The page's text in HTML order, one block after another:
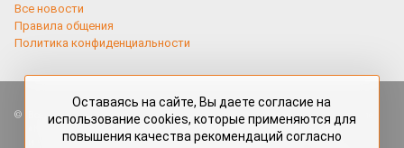
Все новости
Правила общения
Политика конфиденциальности
Все права защищены. Любые материалы, размещённые на портале
«Красраб.ру» сотрудниками редакции, нештатными авторами
и читателями, являются объектами авторского права. Полное или
Оставаясь на сайте, Вы даете согласие на
использование cookies, которые применяются для
повышения качества рекомендаций согласно